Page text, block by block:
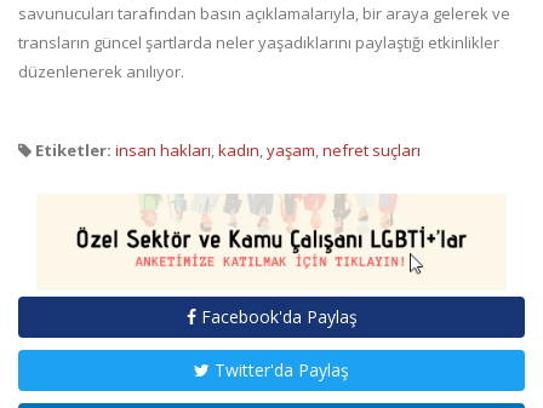
savunucuları tarafından basın açıklamalarıyla, bir araya gelerek ve
transların güncel şartlarda neler yaşadıklarını paylaştığı etkinlikler
düzenlenerek anılıyor.
Etiketler: insan hakları kadın yaşam nefret suçları
Facebook'da Paylaş
Twitter'da Paylaş